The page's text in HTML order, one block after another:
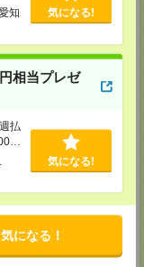
知
気になる!
相当プレゼ
払
円
気になる!
になる！
旨をお伝えください。